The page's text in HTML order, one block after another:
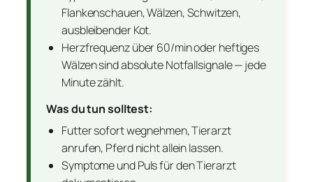
Flankenschauen, Wälzen, Schwitzen,
ausbleibender Kot.
Herzfrequenz über 60/min oder heftiges
Wälzen sind absolute Notfallsignale — jede
Minute zählt.
Was du tun solltest:
Futter sofort wegnehmen, Tierarzt
anrufen, Pferd nicht allein lassen.
Symptome und Puls für den Tierarzt